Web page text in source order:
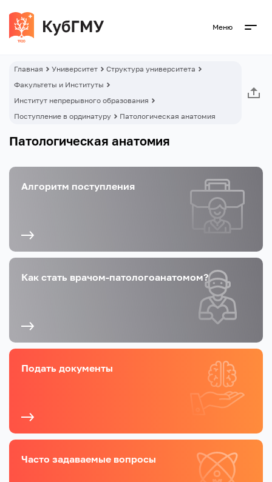
Меню
Главная Университет
Структура университета
Факультеты и Институты
Институт непрерывного образования
Поступление в ординатуру
Патологическая анатомия
Патологическая анатомия
Алгоритм поступления
Как стать врачом-патологоанатомом?
Подать документы
Часто задаваемые вопросы